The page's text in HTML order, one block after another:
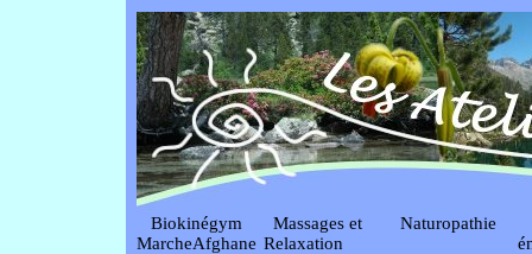
Biokinégym
MarcheAfghane
Massages et
Relaxation
Naturopathie